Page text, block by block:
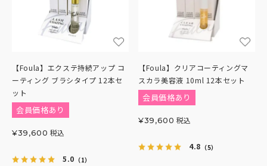
【Foula】エクステ持続アップ コ
ーティング ブラシタイプ 12本セ
ット
会員価格あり
¥39,600 税込
5.0 （1）
【Foula】クリアコーティングマ
スカラ美容液 10ml 12本セット
会員価格あり
¥39,600 税込
4.8 （5）